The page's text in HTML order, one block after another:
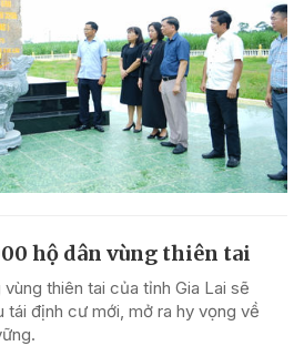
hộ dân vùng thiên tai
thiên tai của tỉnh Gia Lai sẽ
định cư mới, mở ra hy vọng về